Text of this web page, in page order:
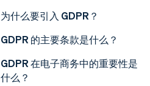
为什么要引入 GDPR？
GDPR 的主要条款是什么？
数据处理原则
GDPR 在电子商务中的重要性是
什么？